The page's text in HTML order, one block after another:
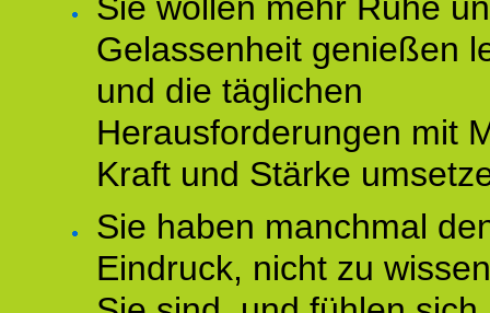
Gelassenheit genießen
und die täglichen
Herausforderungen mit
Kraft und Stärke
Sie haben manchmal
Eindruck, nicht zu